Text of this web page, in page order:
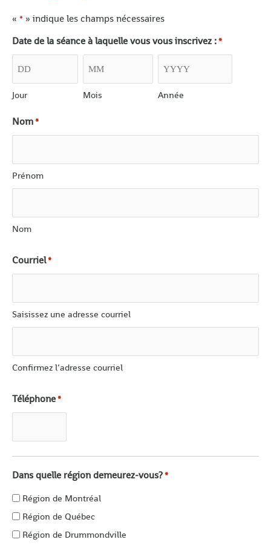
« * » indique les champs nécessaires
Date de la séance à laquelle vous vous inscrivez :*
Jour Mois Année
Nom*
Prénom
Nom
Courriel*
Saisissez une adresse courriel
Confirmez l’adresse courriel
Téléphone*
Dans quelle région demeurez-vous?*
Région de Montréal
Région de Québec
Région de Drummondville